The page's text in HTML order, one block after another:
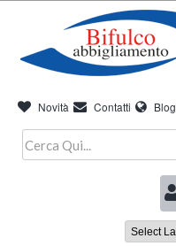
Novità Contatti Blog